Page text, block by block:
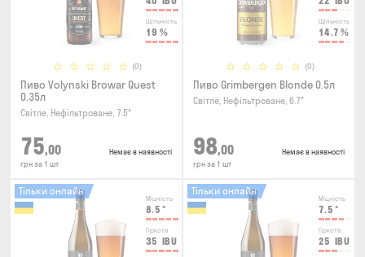
Щільність
19 %
(0)
Пиво Volynski Browar Quest
0.35л
Світле, Нефільтроване, 7.5°
75,00
грн за 1 шт
Немає в наявності
Щільність
14.7 %
(0)
Пиво Grimbergen Blonde 0.5л
Світле, Нефільтроване, 6.7°
98,00
грн за 1 шт
Немає в наявності
Міцність
8.5 °
Гіркота
35 IBU
Тільки онлайн
Міцність
7.5 °
Гіркота
25 IBU
Тільки онлайн